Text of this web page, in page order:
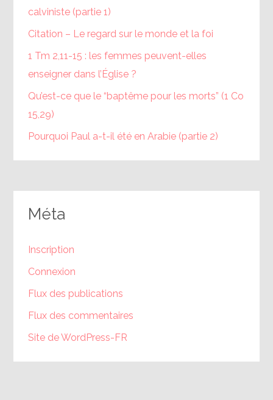
calviniste (partie 1)
Citation – Le regard sur le monde et la foi
1 Tm 2,11-15 : les femmes peuvent-elles
enseigner dans l’Église ?
Qu’est-ce que le “baptême pour les morts” (1 Co
15,29)
Pourquoi Paul a-t-il été en Arabie (partie 2)
Méta
Inscription
Connexion
Flux des publications
Flux des commentaires
Site de WordPress-FR